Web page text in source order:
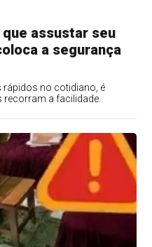
assustar seu
a segurança
rápidos no cotidiano, é
a facilidade.